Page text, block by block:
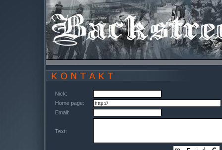
Nick:
Home page:
Email:
Text: